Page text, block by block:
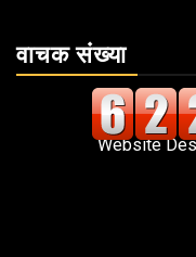
वाचक संख्या
Website